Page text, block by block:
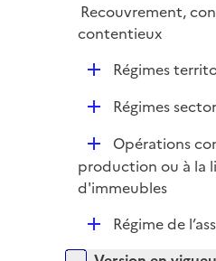
r
i
e
Recouvrement,
contentieux
D
e
r
Régimes
D
l
i
Régimes
D
é
p
e
Opérations
production ou à la
d'immeubles
DRégime de